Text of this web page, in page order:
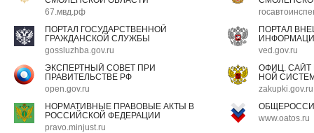
67.мвд.рф
ПОРТАЛ ГОСУДАРСТВЕННОЙ
ГРАЖДАНСКОЙ СЛУЖБЫ
gossluzhba.gov.ru
ПОРТАЛ
ved.gov.ru
ЭКСПЕРТНЫЙ СОВЕТ ПРИ
ПРАВИТЕЛЬСТВЕ РФ
open.gov.ru
ОФИЦ.
НОЙ
zakupki.gov.ru
НОРМАТИВНЫЕ ПРАВОВЫЕ АКТЫ В
РОССИЙСКОЙ ФЕДЕРАЦИИ
pravo.minjust.ru
www.oatos.ru